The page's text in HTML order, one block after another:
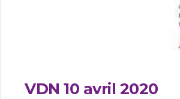
VDN 10 avril 2020